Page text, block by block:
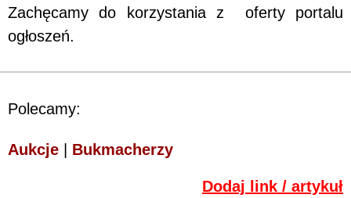
Zachęcamy do korzystania z oferty portalu
ogłoszeń.
Polecamy:
Aukcje Bukmacherzy
Dodaj link / artykuł